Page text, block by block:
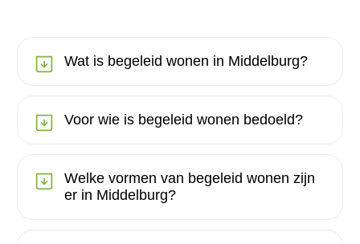
Wat is begeleid wonen in Middelburg?
Voor wie is begeleid wonen bedoeld?
Welke vormen van begeleid wonen zijn
er in Middelburg?